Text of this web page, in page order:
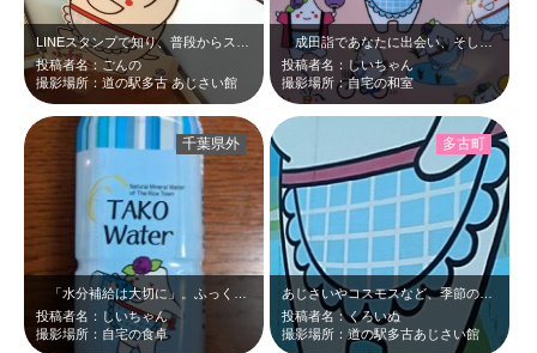
投稿者名：ごんの
撮影場所：道の駅多古 あじさい館
成田詣であなたに出会い、そして7月30日のうなりくんのＹｏｕＴｕｂｅの動画で…
投稿者名：しいちゃん
撮影場所：自宅の和室
投稿者名：しいちゃん
撮影場所：自宅の食卓
千葉県外
あじさいやコスモスなど、季節の花が楽しめる道の駅です。 ふっくらたまこさんが…
投稿者名：くろいぬ
撮影場所：道の駅多古あじさい館
多古町